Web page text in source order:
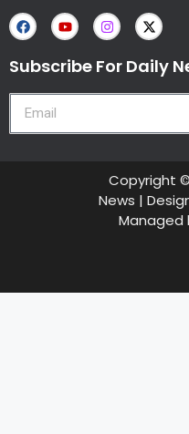
Subscribe For Daily
Copyright
News |
Managed